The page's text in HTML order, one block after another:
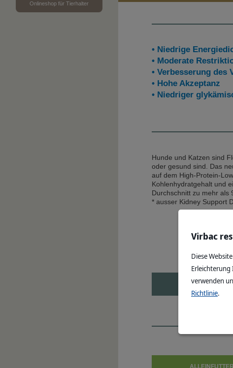
Onlineshop für Tierhalter
• Niedrige
• Moderate
• Verbesserung
• Hohe Akzeptanz
• Niedriger
Hunde und Katzen sind
oder gesund sind. Das
auf dem High-Protein-
Kohlenhydratgehalt und
Durchschnitt zu mehr als
* ausser Kidney Support
Virbac
Diese
verwenden
Richtlinie.